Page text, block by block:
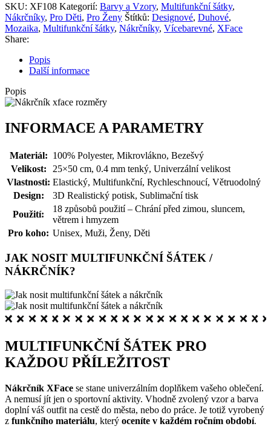
SKU: XF108 Kategorií: Barvy a Vzory, Multifunkční šátky,
Nákrčníky, Pro Děti, Pro Ženy Štítků: Designové, Duhové,
Mozaika, Multifunkční šátky, Nákrčníky, Vícebarevné, XFace
Share:
Popis
Další informace
Popis
INFORMACE A PARAMETRY
Materiál: 100% Polyester, Mikrovlákno, Bezešvý
Velikost:
25×50 cm, 0.4 mm tenký, Univerzální velikost
Vlastnosti: Elastický, Multifunkční, Rychleschnoucí, Větruodolný
Design:
3D Realistický potisk, Sublimační tisk
Použití:
18 způsobů použití – Chrání před zimou, sluncem,
větrem i hmyzem
Pro koho: Unisex, Muži, Ženy, Děti
JAK NOSIT MULTIFUNKČNÍ ŠÁTEK /
NÁKRČNÍK?
MULTIFUNKČNÍ ŠÁTEK PRO
KAŽDOU PŘÍLEŽITOST
Nákrčník XFace se stane univerzálním doplňkem vašeho oblečení.
A nemusí jít jen o sportovní aktivity. Vhodně zvolený vzor a barva
doplní váš outfit na cestě do města, nebo do práce. Je totiž vyrobený
z funkčního materiálu, který oceníte v každém ročním období.